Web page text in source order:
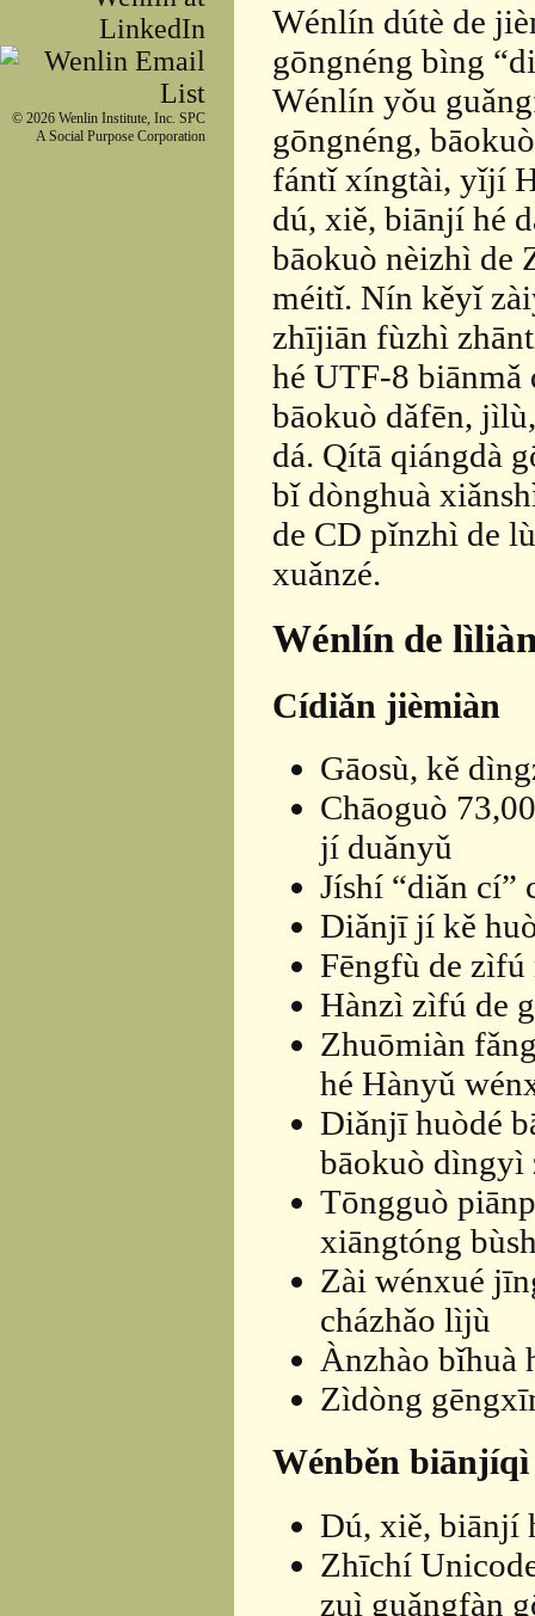
© 2026 Wenlin Institute, Inc. SPC
A Social Purpose Corporation
Wénlín dútè de
gōngnéng bìng
Wénlín yǒu
gōngnéng,
fántǐ xíngtài, yǐjí
dú, xiě, biānjí hé
bāokuò nèizhì de
méitǐ. Nín kěyǐ
zhījiān fùzhì
hé UTF-8
bāokuò dǎfēn,
dá. Qítā qiángdà
bǐ dònghuà
de CD pǐnzhì de
xuǎnzé.
Wénlín de
Cídiǎn jièmiàn
Gāosù, kě
Chāoguò
jí duǎnyǔ
Jíshí “diǎn cí”
Diǎnjī jí kě
Fēngfù de
Hànzì zìfú de
Zhuōmiàn
hé Hànyǔ
Diǎnjī huòdé
bāokuò dìngyì
Tōngguò
xiāngtóng
Zài wénxué
cházhǎo lìjù
Ànzhào bǐhuà
Zìdòng
Wénběn biānjíqì
Dú, xiě, biānjí
Zhīchí
zuì guǎngfàn